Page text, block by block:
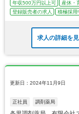
年収500万円以上可 産休・
登録販売者の求人
積極採用
求人の詳細を
更新日：2024年11月9日
正社員 調剤薬局